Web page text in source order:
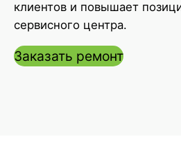
клиентов и повышает
сервисного центра.
Заказать ремонт